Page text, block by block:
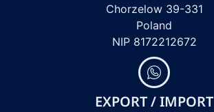
Chorzelow 39-331
Poland
NIP 8172212672
EXPORT / IMPORT